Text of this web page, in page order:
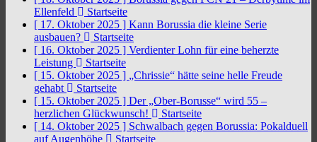
Ellenfeld
Startseite
[ 17. Oktober 2025 ] Kann Borussia die kleine Serie
ausbauen?
Startseite
[ 16. Oktober 2025 ] Verdienter Lohn für eine beherzte
Leistung
Startseite
[ 15. Oktober 2025 ] „Chrissie“ hätte seine helle Freude
gehabt
Startseite
[ 15. Oktober 2025 ] Der „Ober-Borusse“ wird 55 –
herzlichen Glückwunsch!
Startseite
[ 14. Oktober 2025 ] Schwalbach gegen Borussia: Pokalduell
auf Augenhöhe
Startseite